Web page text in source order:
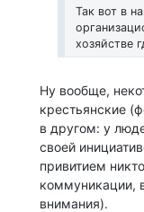
Так вот в
хозяйстве
Ну вообще,
крестьянские
в другом: у
своей
привитием
коммуникации,
внимания).